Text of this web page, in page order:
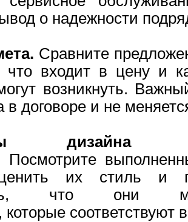
о надежности
. Сравните
что входит в цену и
возникнуть.
в договоре и не
дизайна
Посмотрите
их стиль и
что они
которые соответствуют